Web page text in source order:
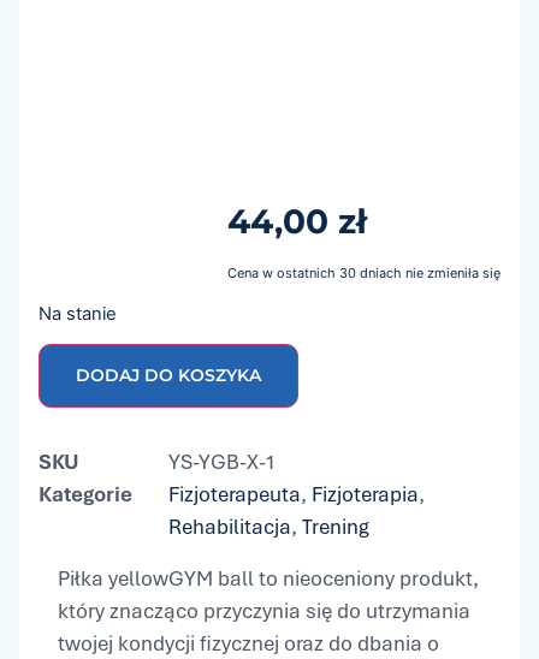
Piłka yellowGYM ball to nieoceniony produkt,
który znacząco przyczynia się do utrzymania
twojej kondycji fizycznej oraz do dbania o
44,00 zł
Cena w ostatnich 30 dniach nie zmieniła się
Na stanie
DODAJ DO KOSZYKA
SKU
YS-YGB-X-1
Kategorie
Fizjoterapeuta, Fizjoterapia,
Rehabilitacja, Trening